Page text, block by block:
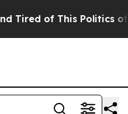
of This Politics of